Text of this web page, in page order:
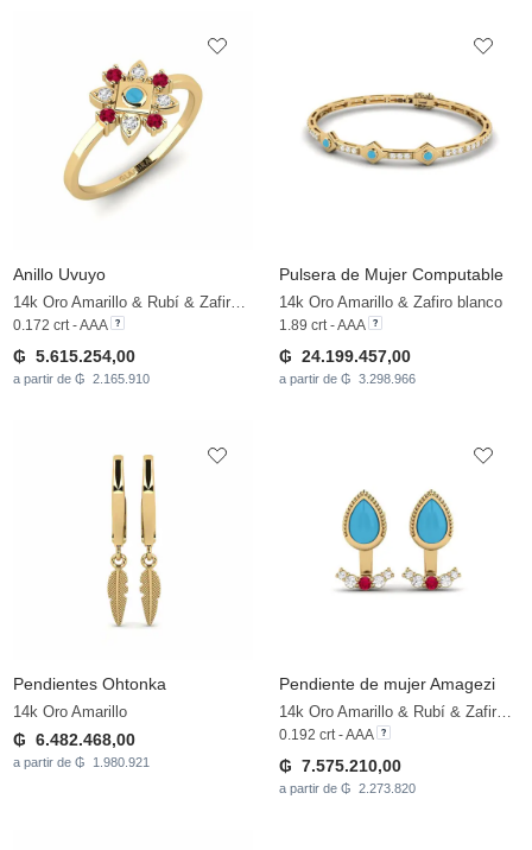
Anillo Uvuyo
14k Oro Amarillo & Rubí & Zafiro blanco
0.172 crt - AAA
₲ 5.615.254,00
a partir de ₲ 2.165.910
Pulsera de Mujer Computable
14k Oro Amarillo & Zafiro blanco
1.89 crt - AAA
₲ 24.199.457,00
a partir de ₲ 3.298.966
Pendientes Ohtonka
14k Oro Amarillo
₲ 6.482.468,00
a partir de ₲ 1.980.921
Pendiente de mujer Amagezi
14k Oro Amarillo & Rubí & Zafiro blanco
0.192 crt - AAA
₲ 7.575.210,00
a partir de ₲ 2.273.820